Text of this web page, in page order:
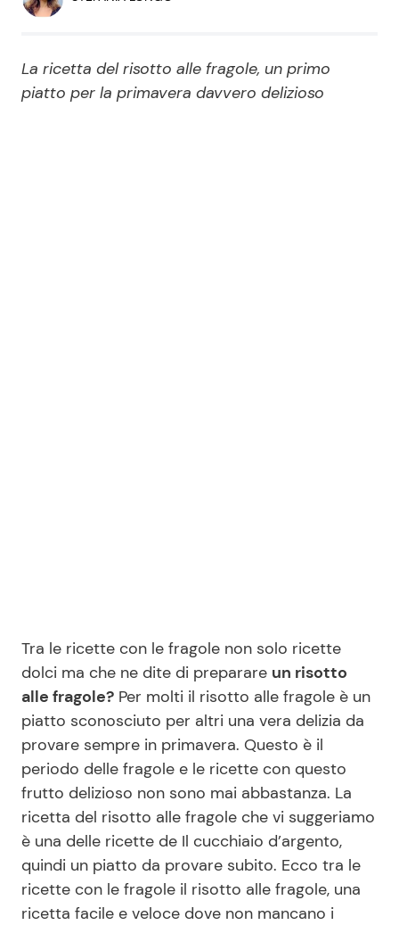
Economia
Persone Scomparse Programmi TV
Salute
Viaggi e Turismo
Festività
Ricette Facili e Veloci
Ricette Feste
Ricette per Bambini
Seguici
La ricetta del risotto alle fragole, un primo
piatto per la primavera davvero delizioso
Tra le ricette con le fragole non solo ricette
dolci ma che ne dite di preparare un risotto
alle fragole? Per molti il risotto alle fragole è un
piatto sconosciuto per altri una vera delizia da
provare sempre in primavera. Questo è il
periodo delle fragole e le ricette con questo
frutto delizioso non sono mai abbastanza. La
ricetta del risotto alle fragole che vi suggeriamo
è una delle ricette de Il cucchiaio d’argento,
quindi un piatto da provare subito. Ecco tra le
ricette con le fragole il risotto alle fragole, una
ricetta facile e veloce dove non mancano i